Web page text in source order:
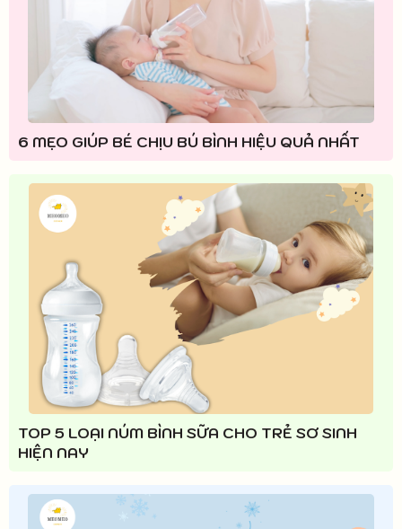
6 MẸO GIÚP BÉ CHỊU BÚ BÌNH HIỆU QUẢ NHẤT
TOP 5 LOẠI NÚM BÌNH SỮA CHO TRẺ SƠ SINH
HIỆN NAY